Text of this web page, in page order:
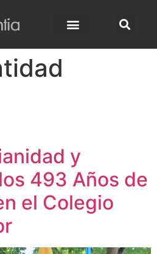
y
493 Años de
el Colegio